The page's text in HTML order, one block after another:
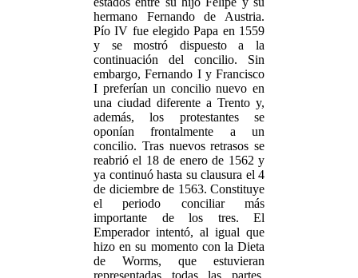
hermano Fernando de Austria.
Pío IV fue elegido Papa en 1559
y se mostró dispuesto a la
continuación del concilio. Sin
embargo, Fernando I y Francisco
I preferían un concilio nuevo en
una ciudad diferente a Trento y,
además, los protestantes se
oponían frontalmente a un
concilio. Tras nuevos retrasos se
reabrió el 18 de enero de 1562 y
ya continuó hasta su clausura el 4
de diciembre de 1563. Constituye
el periodo conciliar más
importante de los tres. El
Emperador intentó, al igual que
hizo en su momento con la Dieta
de Worms, que estuvieran
representadas todas las partes,